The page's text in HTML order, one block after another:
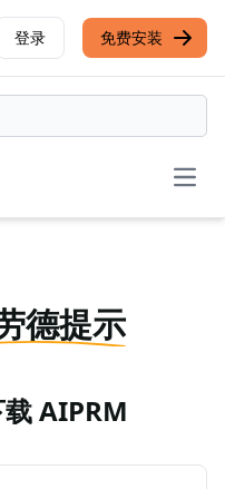
登录 免费安装
德提示
AIPRM